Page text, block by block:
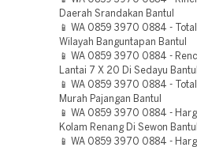
Daerah Srandakan Bantul
📱 WA 0859 3970 0884 -
Wilayah Banguntapan Bantul
📱 WA 0859 3970 0884 -
Lantai 7 X 20 Di Sedayu Bantul
📱 WA 0859 3970 0884 -
Murah Pajangan Bantul
📱 WA 0859 3970 0884 -
Kolam Renang Di Sewon Bantul
📱 WA 0859 3970 0884 -